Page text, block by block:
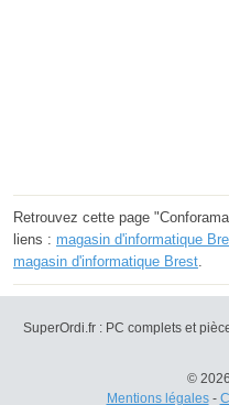
Retrouvez cette page
liens : magasin d'informatique
magasin d'informatique Brest
SuperOrdi.fr : PC complets et
© 2026
Mentions légales-